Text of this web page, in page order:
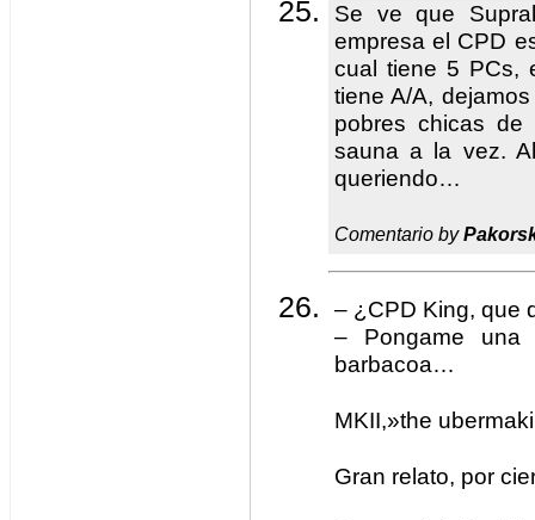
Se ve que
empresa el CPD
cual tiene 5 PCs,
tiene A/A,
pobres chicas de
sauna a la vez.
queriendo…
Comentario by
– ¿CPD King, que
– Pongame
barbacoa…
MKII,»the
Gran relato, por